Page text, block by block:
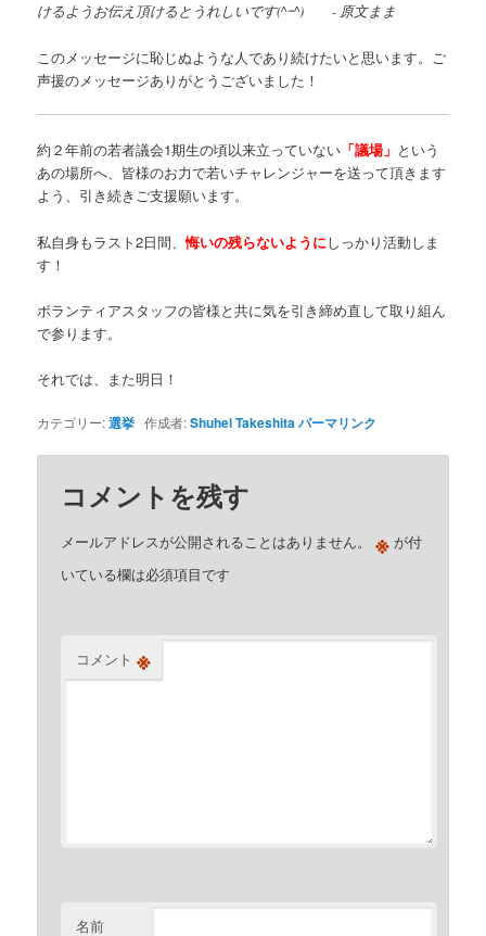
けるようお伝え頂けるとうれしいです(^ｰ^) - 原文まま
このメッセージに恥じぬような人であり続けたいと思います。ご
声援のメッセージありがとうございました！
約２年前の若者議会1期生の頃以来立っていない 「議場」 という
あの場所へ、皆様のお力で若いチャレンジャーを送って頂きます
よう、引き続きご支援願います。
私自身もラスト2日間、悔いの残らないようにしっかり活動しま
す！
ボランティアスタッフの皆様と共に気を引き締め直して取り組ん
で参ります。
それでは、また明日！
カテゴリー:選挙 作成者:Shuhei Takeshitaパーマリンク
コメントを残す
メールアドレスが公開されることはありません。 ※ が付
いている欄は必須項目です
コメント ※
名前